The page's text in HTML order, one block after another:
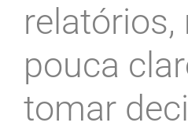
relatórios,
pouca
tomar